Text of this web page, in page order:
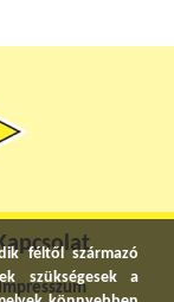
Impresszum
féltől származó
szükségesek a